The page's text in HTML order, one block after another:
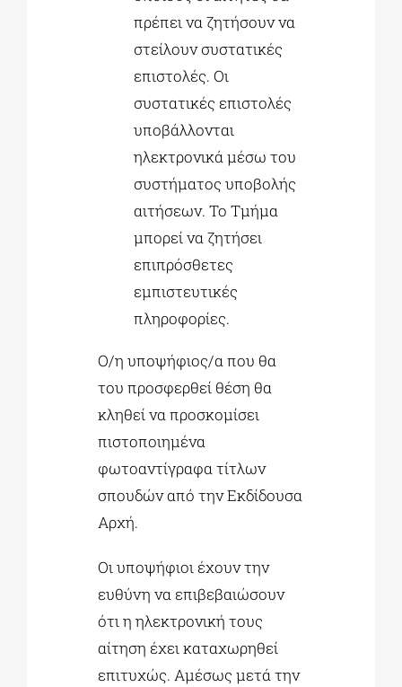
πρέπει να ζητήσουν να
στείλουν συστατικές
επιστολές. Οι
συστατικές επιστολές
υποβάλλονται
ηλεκτρονικά μέσω του
συστήματος υποβολής
αιτήσεων. Το Τμήμα
μπορεί να ζητήσει
επιπρόσθετες
εμπιστευτικές
πληροφορίες.
Ο/η υποψήφιος/α που θα
του προσφερθεί θέση θα
κληθεί να προσκομίσει
πιστοποιημένα
φωτοαντίγραφα τίτλων
σπουδών από την Εκδίδουσα
Αρχή.
Οι υποψήφιοι έχουν την
ευθύνη να επιβεβαιώσουν
ότι η ηλεκτρονική τους
αίτηση έχει καταχωρηθεί
επιτυχώς. Αμέσως μετά την